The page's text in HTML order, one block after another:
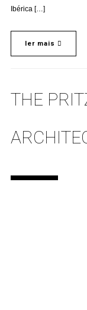
Ibérica […]
ler mais
THE